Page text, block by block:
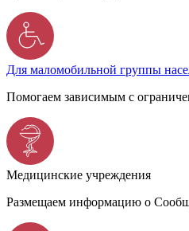
Для маломобильной группы
Помогаем зависимым с
Медицинские учреждения
Размещаем информацию о